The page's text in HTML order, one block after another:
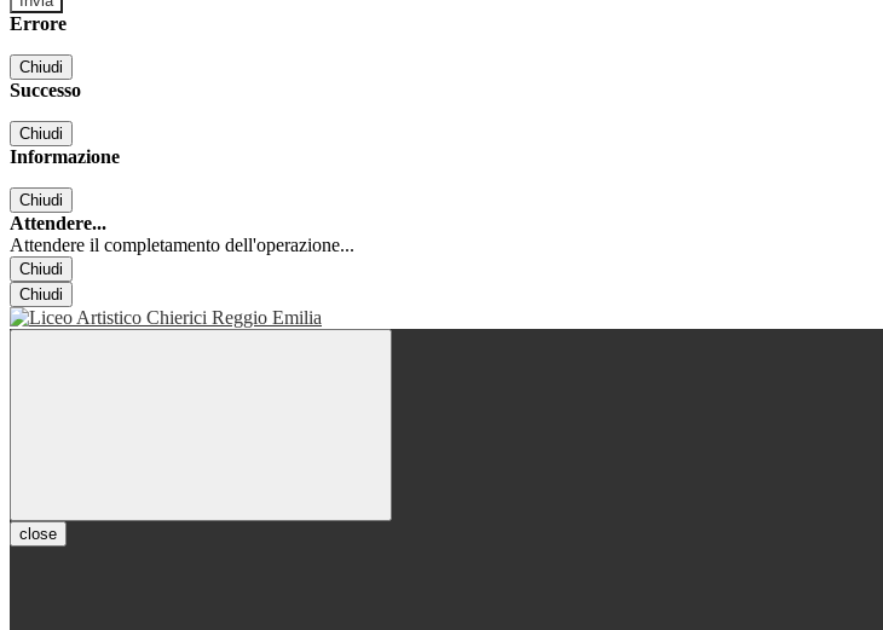
Errore
Chiudi
Successo
Chiudi
Informazione
Chiudi
Attendere...
Attendere il completamento dell'operazione...
Chiudi
Chiudi
close